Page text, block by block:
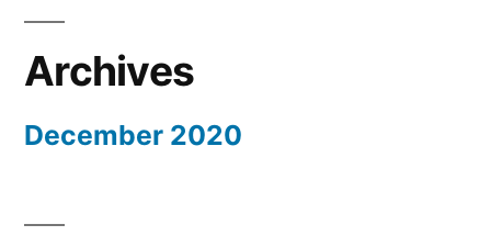
Archives
December 2020